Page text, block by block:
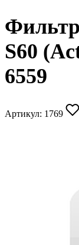
S60
6559
Артикул: 1769